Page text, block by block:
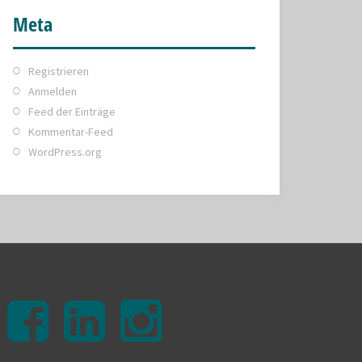
Meta
Registrieren
Anmelden
Feed der Einträge
Kommentar-Feed
WordPress.org
facebook linkedin instagram